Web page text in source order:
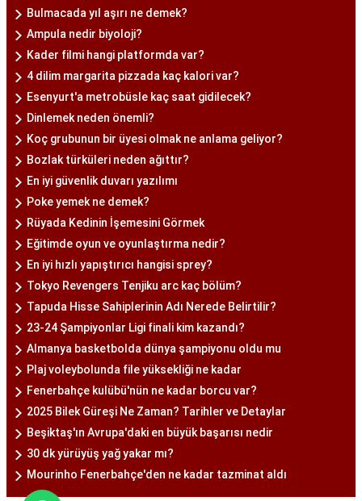
Bulmacada yıl aşırı ne demek?
Ampula nedir biyoloji?
Kader filmi hangi platformda var?
4 dilim margarita pizzada kaç kalori var?
Esenyurt'a metrobüsle kaç saat gidilecek?
Dinlemek neden önemli?
Koç grubunun bir üyesi olmak ne anlama geliyor?
Bozlak türküleri neden ağıttır?
En iyi güvenlik duvarı yazılımı
Poke yemek ne demek?
Rüyada Kedinin İşemesini Görmek
Eğitimde oyun ve oyunlaştırma nedir?
En iyi hızlı yapıştırıcı hangisi sprey?
Tokyo Revengers Tenjiku arc kaç bölüm?
Tapuda Hisse Sahiplerinin Adı Nerede Belirtilir?
23-24 Şampiyonlar Ligi finali kim kazandı?
Almanya basketbolda dünya şampiyonu oldu mu
Plaj voleybolunda file yüksekliği ne kadar
Fenerbahçe kulübü'nün ne kadar borcu var?
2025 Bilek Güreşi Ne Zaman? Tarihler ve Detaylar
Beşiktaş'ın Avrupa'daki en büyük başarısı nedir
30 dk yürüyüş yağ yakar mı?
Mourinho Fenerbahçe'den ne kadar tazminat aldı